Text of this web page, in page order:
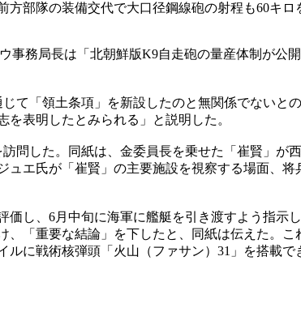
部隊の装備交代で大口径鋼線砲の射程も60キロ
務局長は「北朝鮮版K9自走砲の量産体制が公
て「領土条項」を新設したのと無関係でないと
表明したとみられる」と説明した。
問した。同紙は、金委員長を乗せた「崔賢」が
エ氏が「崔賢」の主要施設を視察する場面、
し、6月中旬に海軍に艦艇を引き渡すよう指示
「重要な結論」を下したと、同紙は伝えた。
に戦術核弾頭「火山（ファサン）31」を搭載で